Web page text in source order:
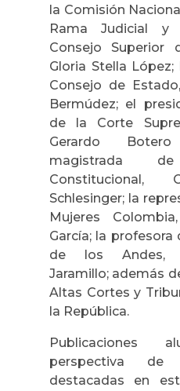
la Comisión
Rama Judicial y
Consejo Superior
Gloria Stella
Consejo de
Bermúdez; el
de la Corte
Gerardo
magistrada
Constitucional,
Schlesinger; la
Mujeres
García; la profesora
de los Andes,
Jaramillo; además
Altas Cortes y
la República.
Publicaciones
perspectiva de
destacadas en